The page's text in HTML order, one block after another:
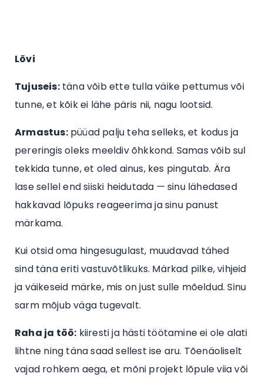
Lõvi
Tujuseis:täna võib ette tulla väike pettumus või
tunne, et kõik ei lähe päris nii, nagu lootsid.
Armastus:püüad palju teha selleks, et kodus ja
pereringis oleks meeldiv õhkkond. Samas võib sul
tekkida tunne, et oled ainus, kes pingutab. Ära
lase sellel end siiski heidutada — sinu lähedased
hakkavad lõpuks reageerima ja sinu panust
märkama.
Kui otsid oma hingesugulast, muudavad tähed
sind täna eriti vastuvõtlikuks. Märkad pilke, vihjeid
ja väikeseid märke, mis on just sulle mõeldud. Sinu
sarm mõjub väga tugevalt.
Raha ja töö: kiiresti ja hästi töötamine ei ole alati
lihtne ning täna saad sellest ise aru. Tõenäoliselt
vajad rohkem aega, et mõni projekt lõpule viia või